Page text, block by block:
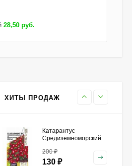
28,50 руб.
ХИТЫ ПРОДАЖ
Катарантус
Средиземноморский
алтая]
200₽
130 ₽